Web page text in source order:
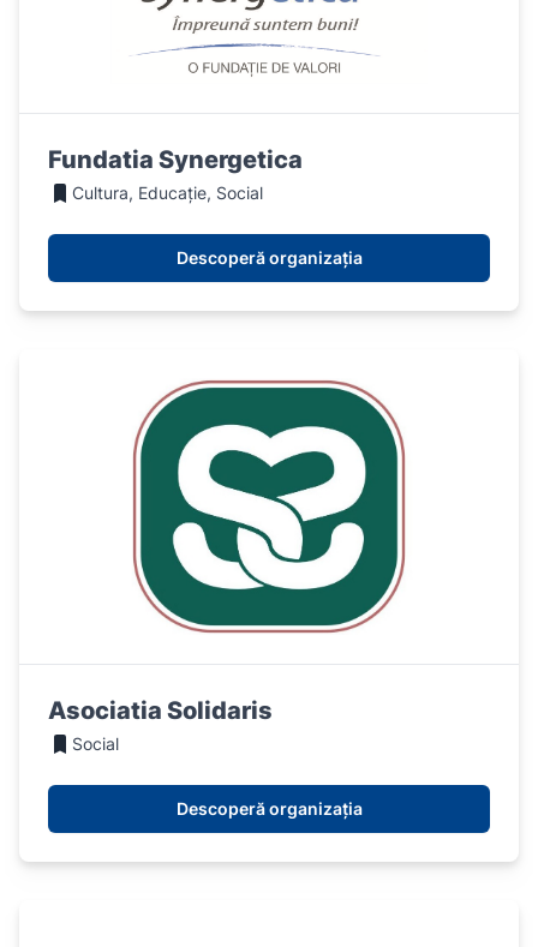
Fundatia Synergetica
Cultura, Educație, Social
Descoperă organizația
Asociatia Solidaris
Social
Descoperă organizația